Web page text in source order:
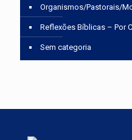
Organismos/Pastorais/
Reflexões Bíblicas – Por
Sem categoria